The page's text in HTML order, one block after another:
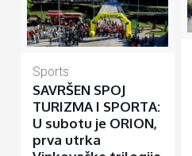
Sports
SAVRŠEN SPOJ
TURIZMA I SPORTA:
U subotu je ORION,
prva utrka